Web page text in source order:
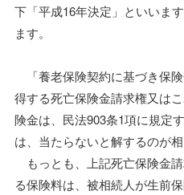
下「平成16年決定」といいま
ます。
「養老保険契約に基づき保
得する死亡保険金請求権又は
険金は、民法903条1項に規定
は、当たらないと解するのが相
もっとも、上記死亡保険金
る保険料は、被相続人が生前